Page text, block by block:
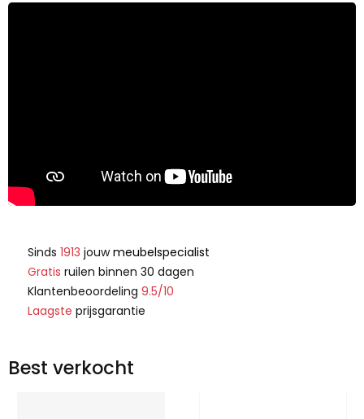
Sinds 1913 jouwmeubelspecialist
Gratis ruilen binnen 30 dagen
Klantenbeoordeling 9.5/10
Laagste prijsgarantie
Best verkocht